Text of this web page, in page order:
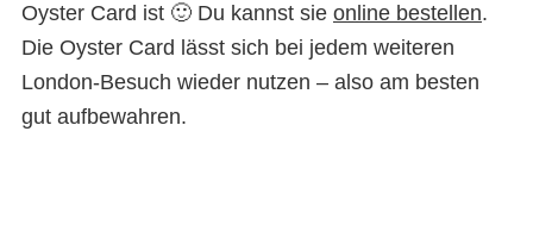
Oyster Card ist 🙂 Du kannst sie online bestellen.
Die Oyster Card lässt sich bei jedem weiteren
London-Besuch wieder nutzen – also am besten
gut aufbewahren.